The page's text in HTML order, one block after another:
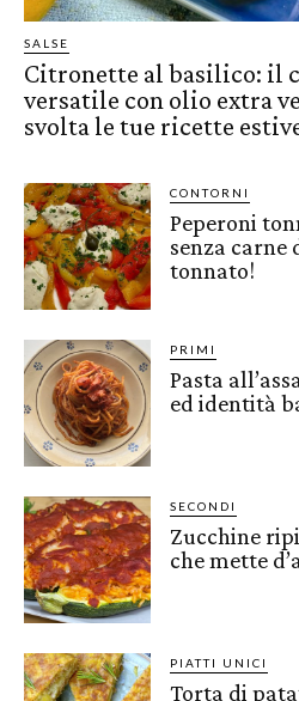
SALSE
Citronette al basilico: il
versatile con olio extra
svolta le tue ricette
CONTORNI
Peperoni
senza carne
tonnato!
PRIMI
Pasta
ed identità
SECONDI
Zucchine
che mette
PIATTI UNICI
Torta di